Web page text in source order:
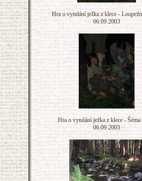
Hra o vyndání ježka z klece -
06.09.2003
Hra o vyndání ježka z klece - Šéma
06.09.2003